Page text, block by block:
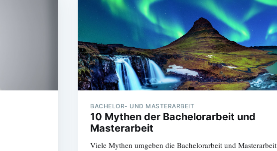
BACHELOR- UND MASTERARBEIT
10 Mythen der Bachelorarbeit und
Masterarbeit
Viele Mythen umgeben die Bachelorarbeit und